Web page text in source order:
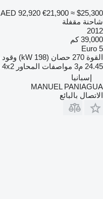
AED 92,920 €21,900 ≈ $25,300
شاحنة مقفلة
2012
39,000 كم
Euro 5
القوة 270 حصان (198 kW) وقود
24.45 م3
مواصفات المحاور 4x2
إسبانيا
MANUEL PANIAGUA
الاتصال بالبائع